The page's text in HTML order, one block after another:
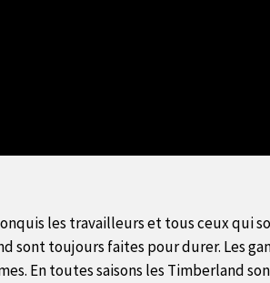
les travailleurs et tous ceux qui
sont toujours faites pour durer. Les
En toutes saisons les Timberland